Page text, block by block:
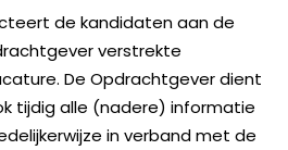
de kandidaten aan de
verstrekte
De Opdrachtgever dient
tijdig alle (nadere) informatie
in verband met de